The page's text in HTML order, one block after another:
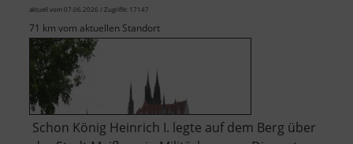
aktuell vom 07.06.2026 / Zugriffe: 17147
71 km vom aktuellen Standort
Schon König Heinrich I. legte auf dem Berg über